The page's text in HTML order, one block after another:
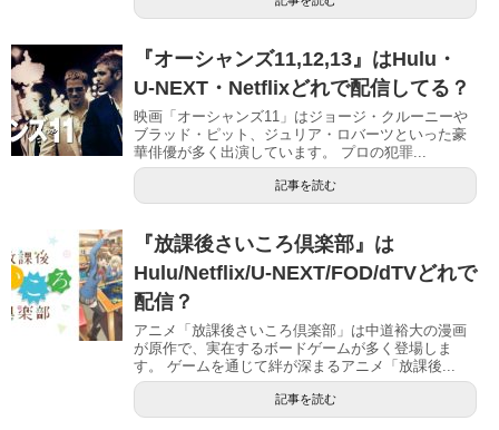
『オーシャンズ11,12,13』はHulu・
U-NEXT・Netflixどれで配信してる？
映画「オーシャンズ11」はジョージ・クルーニーや
ブラッド・ピット、ジュリア・ロバーツといった豪
華俳優が多く出演しています。 プロの犯罪...
記事を読む
『放課後さいころ倶楽部』は
Hulu/Netflix/U-NEXT/FOD/dTVどれで
配信？
アニメ「放課後さいころ倶楽部」は中道裕大の漫画
が原作で、実在するボードゲームが多く登場しま
す。 ゲームを通じて絆が深まるアニメ「放課後...
記事を読む